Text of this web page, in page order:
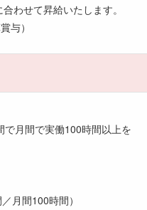
わせて昇給いたします。
与）
月間で実働100時間以上を
月間100時間）